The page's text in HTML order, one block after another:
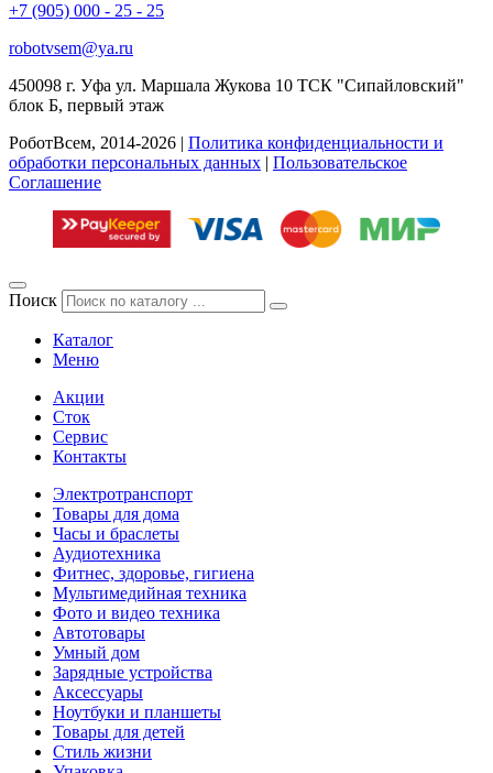
+7 (905) 000 - 25 - 25
robotvsem@ya.ru
450098 г. Уфа ул. Маршала Жукова 10 ТСК "Сипайловский"
блок Б, первый этаж
РоботВсем, 2014-2026 | Политика конфиденциальности и
обработки персональных данных | Пользовательское
Соглашение
Поиск
Каталог
Меню
Акции
Сток
Сервис
Контакты
Электротранспорт
Товары для дома
Часы и браслеты
Аудиотехника
Фитнес, здоровье, гигиена
Мультимедийная техника
Фото и видео техника
Автотовары
Умный дом
Зарядные устройства
Аксессуары
Ноутбуки и планшеты
Товары для детей
Стиль жизни